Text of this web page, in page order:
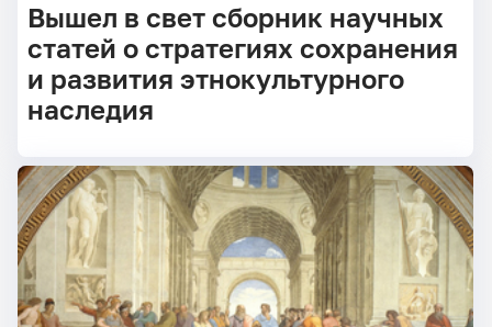
Вышел в свет сборник научных
статей о стратегиях сохранения
и развития этнокультурного
наследия